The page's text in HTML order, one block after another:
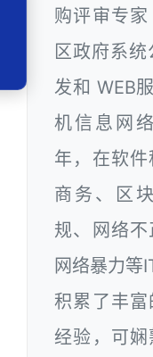
购评审专
区政府系
发和 WEB
机信息网
年，在软
商务、区
规、网络不
网络暴力等
积累了丰
经验，可